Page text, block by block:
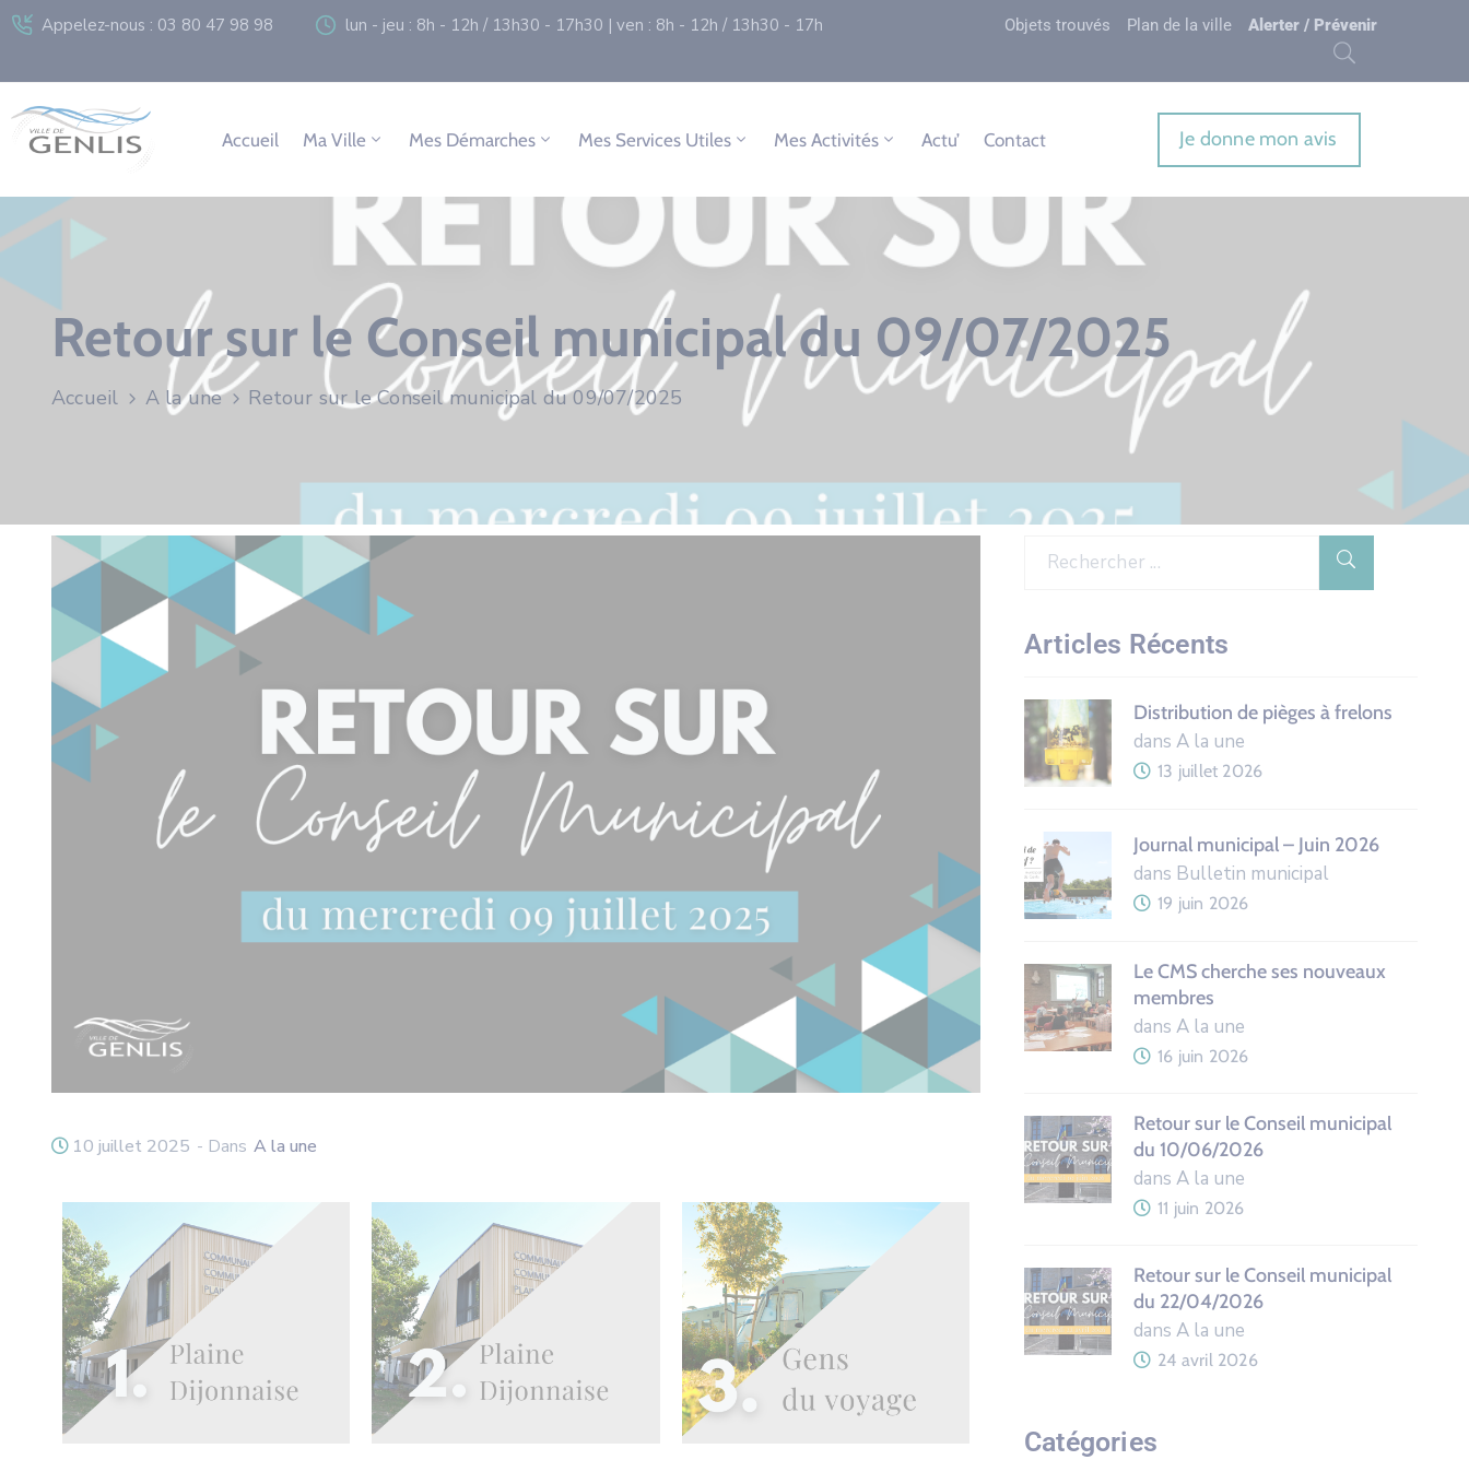
Appelez-nous : 03 80 47 98 98 lun - jeu : 8h - 12h / 13h30 - 17h30 | ven : 8h - 12h / 13h30 - 17h Objets trouvés Plan de la ville Alerter / Prévenir
Accueil Ma Ville Mes Démarches Mes Services Utiles Mes Activités Actu’ Contact Je donne mon avis
Retour sur le Conseil municipal du 09/07/2025
Accueil A la une Retour sur le Conseil municipal du 09/07/2025
10 juillet 2025 - Dans A la une
Articles Récents
Distribution de pièges à frelons
dans A la une
13 juillet 2026
Journal municipal – Juin 2026
dans Bulletin municipal
19 juin 2026
Le CMS cherche ses nouveaux
membres
dans A la une
16 juin 2026
Retour sur le Conseil municipal
du 10/06/2026
dans A la une
11 juin 2026
Retour sur le Conseil municipal
du 22/04/2026
dans A la une
24 avril 2026
Catégories